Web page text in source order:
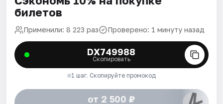
билетов
Применили: 8 223 раз Проверено: 1 минуту назад
DX749988
Скопировать
1 шаг. Скопируйте промокод
от 2 500 ₽